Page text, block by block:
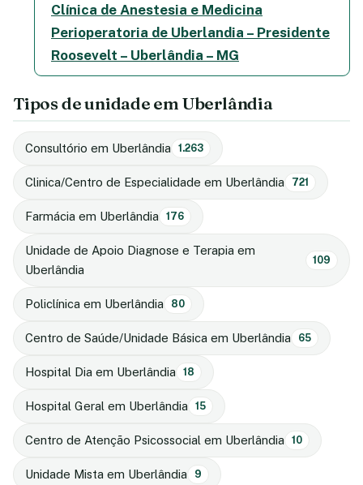
Clínica de Anestesia e Medicina
Perioperatoria de Uberlandia – Presidente
Roosevelt – Uberlândia – MG
Tipos de unidade em Uberlândia
Consultório em Uberlândia 1.263
Clinica/Centro de Especialidade em Uberlândia 721
Farmácia em Uberlândia 176
Unidade de Apoio Diagnose e Terapia em
Uberlândia
109
Policlínica em Uberlândia 80
Centro de Saúde/Unidade Básica em Uberlândia 65
Hospital Dia em Uberlândia 18
Hospital Geral em Uberlândia 15
Centro de Atenção Psicossocial em Uberlândia 10
Unidade Mista em Uberlândia 9